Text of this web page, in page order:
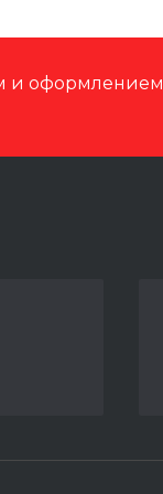
и оформлением